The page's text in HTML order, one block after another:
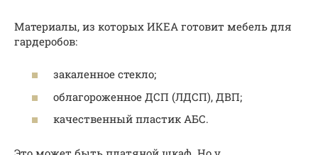
Материалы, из которых ИКЕА готовит мебель для
гардеробов:
закаленное стекло;
облагороженное ДСП (ЛДСП), ДВП;
качественный пластик АБС.